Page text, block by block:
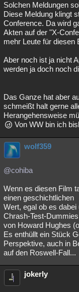
Solchen Meldungen
Diese Meldung klingt
Conference. Da wird
Akten auf der "X-
mehr Leute für diesen
Aber noch ist ja nicht
werden ja doch noch
Das Ganze hat aber
schmeißt halt gerne
Herangehensweise
Von WW bin ich
wolf359
@cohiba
Wenn es diesen Film
einen geschichtlichen
Wert, egal ob es
Chrash-Test-Dummies
von Howard Hughes
Es enthüllt ein Stück
Perspektive, auch in
auf den Roswell-Fall...
jokerly